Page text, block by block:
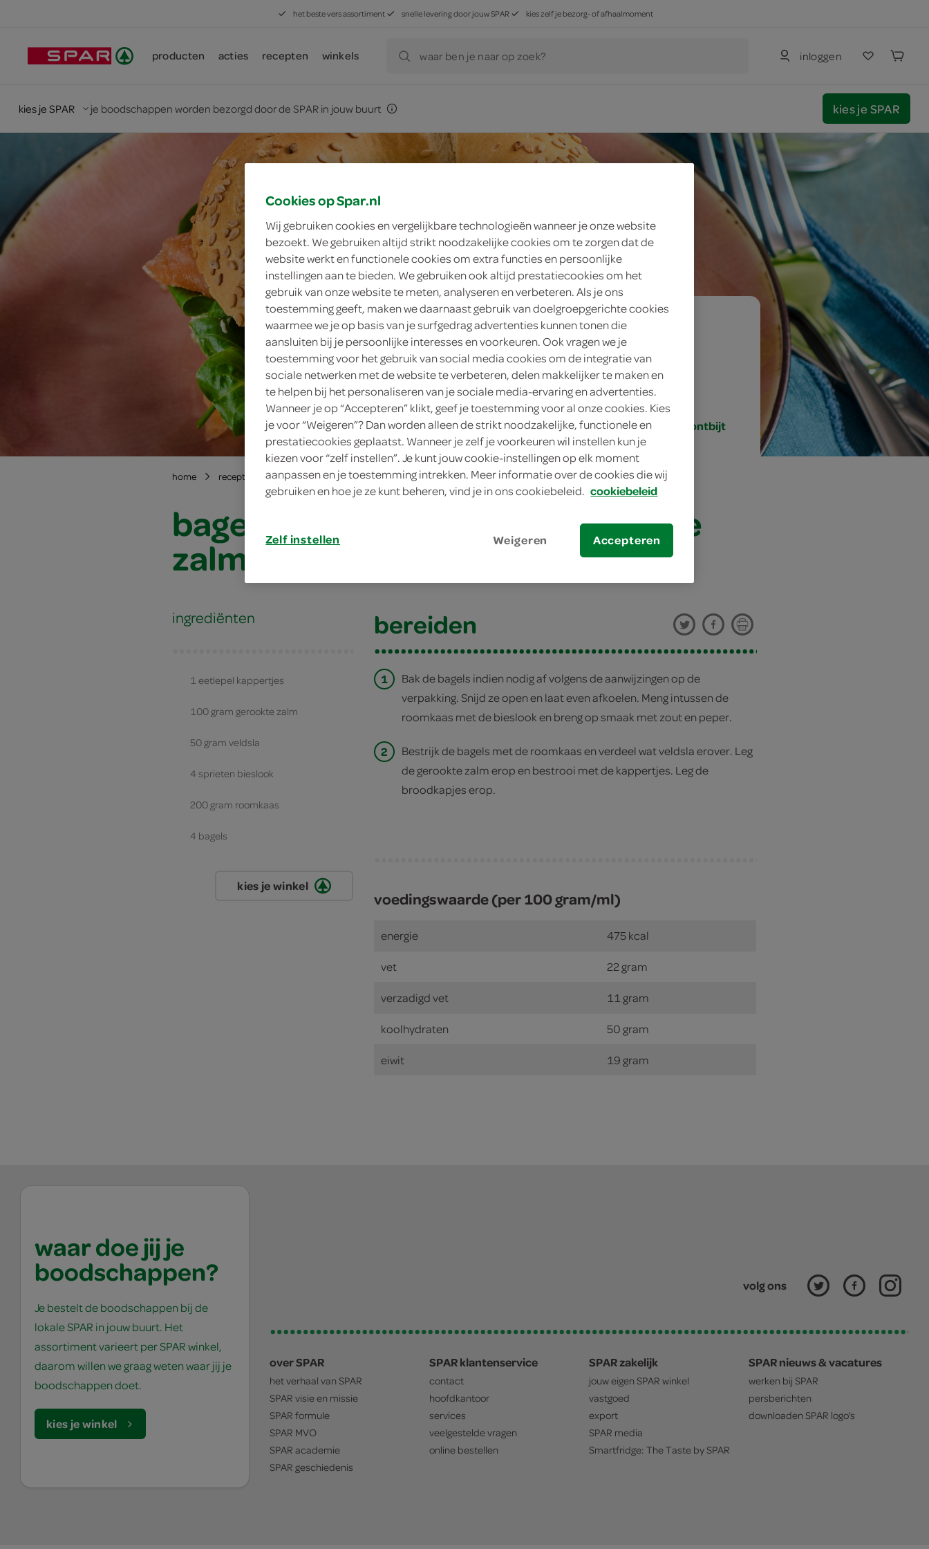
het beste vers assortiment snelle levering door jouw SPAR kies zelf je bezorg- of afhaalmoment
producten acties recepten winkels waar ben je naar op zoek? inloggen
kies je SPAR je boodschappen worden bezorgd door de SPAR in jouw buurt kies je SPAR
4 personen
eenvoudig
15 min.
lunch, brunch, ontbijt
home recepten bagels met roomkaas en gerookte zalm
bagels met roomkaas en gerookte
zalm
ingrediënten
1 eetlepel kappertjes
100 gram gerookte zalm
50 gram veldsla
4 sprieten bieslook
200 gram roomkaas
4 bagels
kies je winkel
bereiden
1
Bak de bagels indien nodig af volgens de aanwijzingen op de
verpakking. Snijd ze open en laat even afkoelen. Meng intussen de
roomkaas met de bieslook en breng op smaak met zout en peper.
2
Bestrijk de bagels met de roomkaas en verdeel wat veldsla erover. Leg
de gerookte zalm erop en bestrooi met de kappertjes. Leg de
broodkapjes erop.
voedingswaarde (per 100 gram/ml)
energie 475 kcal
vet 22 gram
verzadigd vet 11 gram
koolhydraten 50 gram
eiwit 19 gram
waar doe jij je
boodschappen?
Je bestelt de boodschappen bij de
lokale SPAR in jouw buurt. Het
assortiment varieert per SPAR winkel,
daarom willen we graag weten waar jij je
boodschappen doet.
kies je winkel
volg ons
over SPAR
het verhaal van SPAR
SPAR visie en missie
SPAR formule
SPAR MVO
SPAR academie
SPAR geschiedenis
SPAR klantenservice
contact
hoofdkantoor
services
veelgestelde vragen
online bestellen
SPAR zakelijk
jouw eigen SPAR winkel
vastgoed
export
SPAR media
Smartfridge: The Taste bySPAR
SPAR nieuws & vacatures
werken bij SPAR
persberichten
downloaden SPAR logo's
Cookies op Spar.nl
Wij gebruiken cookies en vergelijkbare technologieën wanneer je onze website
bezoekt. We gebruiken altijd strikt noodzakelijke cookies om te zorgen dat de
website werkt en functionele cookies om extra functies en persoonlijke
instellingen aan te bieden. We gebruiken ook altijd prestatiecookies om het
gebruik van onze website te meten, analyseren en verbeteren. Als je ons
toestemming geeft, maken we daarnaast gebruik van doelgroepgerichte cookies
waarmee we je op basis van je surfgedrag advertenties kunnen tonen die
aansluiten bij je persoonlijke interesses en voorkeuren. Ook vragen we je
toestemming voor het gebruik van social media cookies om de integratie van
sociale netwerken met de website te verbeteren, delen makkelijker te maken en
te helpen bij het personaliseren van je sociale media-ervaring en advertenties.
Wanneer je op “Accepteren” klikt, geef je toestemming voor al onze cookies. Kies
je voor “Weigeren”? Dan worden alleen de strikt noodzakelijke, functionele en
prestatiecookies geplaatst. Wanneer je zelf je voorkeuren wil instellen kun je
kiezen voor “zelf instellen”. Je kunt jouw cookie-instellingen op elk moment
aanpassen en je toestemming intrekken. Meer informatie over de cookies die wij
gebruiken en hoe je ze kunt beheren, vind je in ons cookiebeleid. cookiebeleid
Zelf instellen Weigeren Accepteren